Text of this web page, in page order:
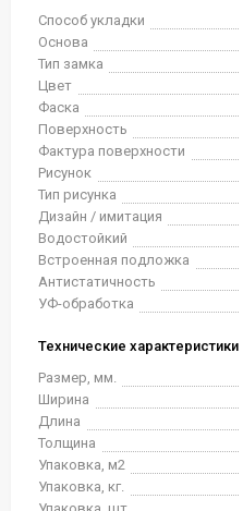
Способ укладки
Основа
Тип замка
Цвет
Фаска
Поверхность
Фактура поверхности
Рисунок
Тип рисунка
Дизайн / имитация
Водостойкий
Встроенная подложка
Антистатичность
УФ-обработка
Технические характеристики
Размер, мм.
Ширина
Длина
Толщина
Упаковка, м2
Упаковка, кг.